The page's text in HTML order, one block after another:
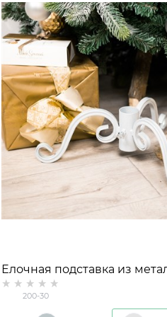
Елочная подставка из
30
200-30